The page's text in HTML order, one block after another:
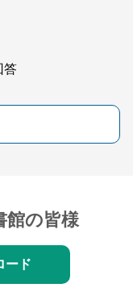
答
館の皆様
ード